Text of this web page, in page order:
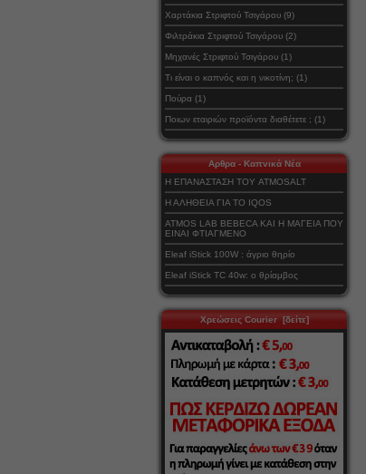
Χαρτάκια Στριφτού Τσιγάρου (9)
Φιλτράκια Στριφτού Τσιγάρου (2)
Μηχανές Στριφτού Τσιγάρου (1)
Τι είναι ο καπνός και η νικοτίνη; (1)
Πούρα (1)
Ποιων εταιριών προϊόντα διαθέτετε ; (1)
Αρθρα - Καπνικά Νέα
Η ΕΠΑΝΑΣΤΑΣΗ ΤΟΥ ATMOSALT
Η ΑΛΗΘΕΙΑ ΓΙΑ ΤΟ IQOS
ATMOS LAB BEBECA ΚΑΙ Η ΜΑΓΕΙΑ ΠΟΥ
ΕΙΝΑΙ ΦΤΙΑΓΜΕΝΟ
Eleaf iStick 100W : άγριο θηρίο
Eleaf iStick TC 40w: ο θρίαμβος
Χρεώσεις Courier [δείτε]